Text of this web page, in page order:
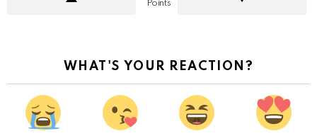
Points
WHAT'S YOUR REACTION?